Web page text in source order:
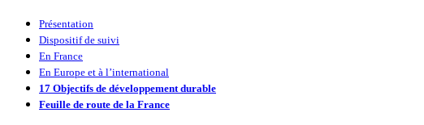
Présentation
Dispositif de suivi
En France
En Europe et à l’international
17 Objectifs de développement durable
Feuille de route de la France